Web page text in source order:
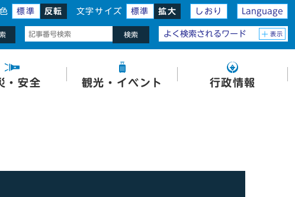
標準 反転 文字サイズ 標準 拡大 しおり Language
検索 よく検索されるワード 表示
・安全 観光・イベント 行政情報